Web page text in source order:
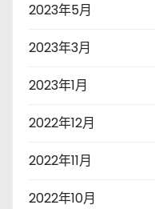
2023年5月
2023年3月
2023年1月
2022年12月
2022年11月
2022年10月